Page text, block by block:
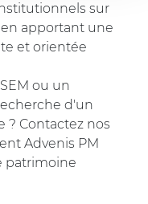
sur
apportant une
et orientée
ou un
d'un
? Contactez nos
Advenis PM
patrimoine